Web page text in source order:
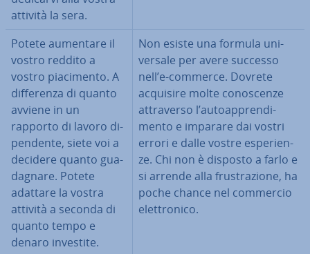
attività la sera.
Potete aumentare il
vostro reddito a
vostro pia­ci­men­to. A
dif­fe­ren­za di quanto
avviene in un
rapporto di lavoro di­
pen­den­te, siete voi a
decidere quanto gua­
da­gna­re. Potete
adattare la vostra
attività a seconda di
quanto tempo e
denaro investite.
Non esiste una formula uni­
ver­sa­le per avere successo
nell’e-commerce. Dovrete
acquisire molte co­no­scen­ze
at­tra­ver­so l’au­toap­pren­di­
men­to e imparare dai vostri
errori e dalle vostre espe­rien­
ze. Chi non è disposto a farlo e
si arrende alla fru­stra­zio­ne, ha
poche chance nel commercio
elet­tro­ni­co.